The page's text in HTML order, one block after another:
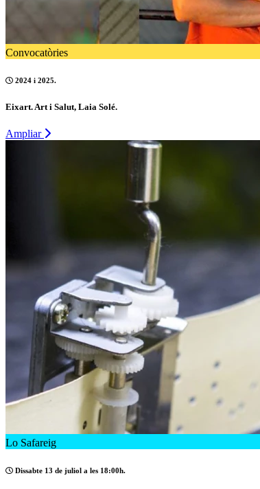
Convocatòries
2024 i 2025.
Eixart. Art i Salut, Laia Solé.
Ampliar
Lo Safareig
Dissabte 13 de juliol a les 18:00h.